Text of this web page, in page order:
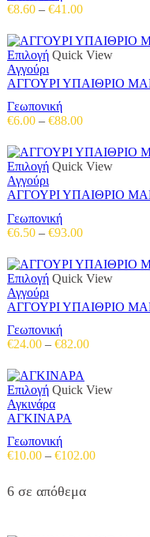
του
παραλλαγές.
επιλογές
μπορούν
επιλεγούν
στη
σελίδα
του
€8.60 – €41.00Price
€8.60
through
Επιλογή Αυτό
προϊόν
πολλαπλές
παραλλαγές.
επιλογές
μπορούν
επιλεγούν
στη
σελίδα
του
Quick View
Αγγούρι
ΑΓΓΟΥΡΙ ΥΠΑΙΘΡΙΟ
Γεωπονική
€6.00 – €88.00Price
€6.00
through
Επιλογή Αυτό
προϊόν
πολλαπλές
παραλλαγές.
επιλογές
μπορούν
επιλεγούν
στη
σελίδα
του
Quick View
Αγγούρι
ΑΓΓΟΥΡΙ ΥΠΑΙΘΡΙΟ
Γεωπονική
€6.50 – €93.00Price
€6.50
through
Επιλογή Αυτό
προϊόν
πολλαπλές
παραλλαγές.
επιλογές
μπορούν
να
επιλεγούν
στη
σελίδα
του
Quick View
Αγγούρι
ΑΓΓΟΥΡΙ ΥΠΑΙΘΡΙΟ
Γεωπονική
€24.00 – €82.00Price
through
Επιλογή Αυτό
το
προϊόν
πολλαπλές
παραλλαγές.
επιλογές
μπορούν
Quick View
Αγκινάρα
ΑΓΚΙΝΑΡΑ
Γεωπονική
€10.00 – €102.00Price
6 σε απόθεμα